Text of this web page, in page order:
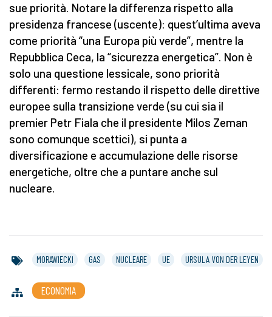
sue priorità. Notare la differenza rispetto alla
presidenza francese (uscente): quest’ultima aveva
come priorità “una Europa più verde”, mentre la
Repubblica Ceca, la “sicurezza energetica”. Non è
solo una questione lessicale, sono priorità
differenti: fermo restando il rispetto delle direttive
europee sulla transizione verde (su cui sia il
premier Petr Fiala che il presidente Milos Zeman
sono comunque scettici), si punta a
diversificazione e accumulazione delle risorse
energetiche, oltre che a puntare anche sul
nucleare.
MORAWIECKI GAS NUCLEARE UE URSULA VON DER LEYEN
ECONOMIA